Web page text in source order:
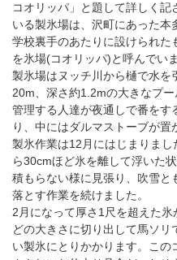
コオリッパ」と題して詳しく
いる製氷場は、沢町にあった
学校裏手のあたりに設けられた
を氷場(コオリッパ)と呼んでいま
製氷場はヌッチ川から樋で水を
20m、深さ約1.2mの大きなプ
管理する人達が夜通しで番をす
り、中にはダルマストーブが置
製氷作業は12月にはじまりま
ら30cmほど氷を離して浮いた
積もらない様に見張り、吹雪と
落とす作業を続けました。
2月になって厚さ1尺を超えた
どの大きさに切り出して馬ソ
い製氷にとりかかります。こ